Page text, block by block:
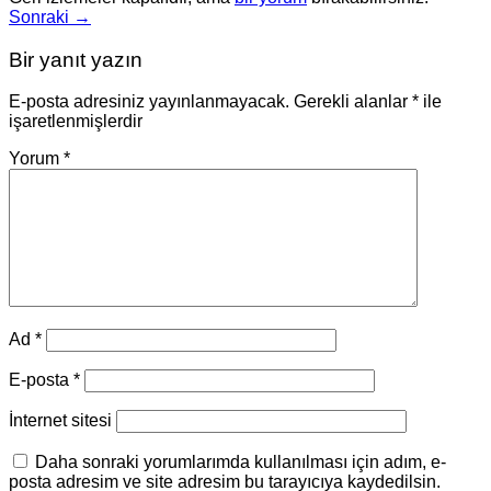
Sonraki →
Bir yanıt yazın
E-posta adresiniz yayınlanmayacak. Gerekli alanlar * ile
işaretlenmişlerdir
Yorum *
Ad *
E-posta *
İnternet sitesi
Daha sonraki yorumlarımda kullanılması için adım, e-
posta adresim ve site adresim bu tarayıcıya kaydedilsin.